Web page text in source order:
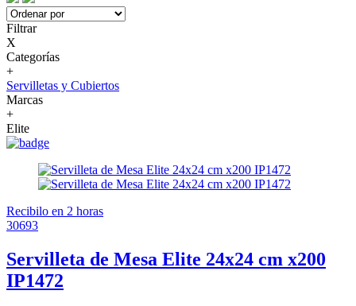
Filtrar
X
Categorías
+
Servilletas y Cubiertos
Marcas
+
Elite
Recibilo en 2 horas
30693
Servilleta de Mesa Elite 24x24 cm x200
IP1472